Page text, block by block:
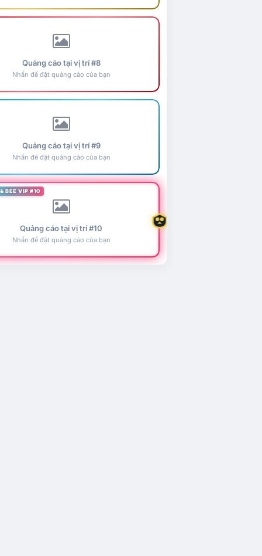
Quảng cáo tại vị trí #8
Nhấn để đặt quảng cáo của bạn
Quảng cáo tại vị trí #9
Nhấn để đặt quảng cáo của bạn
BEE VIP #10
Quảng cáo tại vị trí #10
Nhấn để đặt quảng cáo của bạn